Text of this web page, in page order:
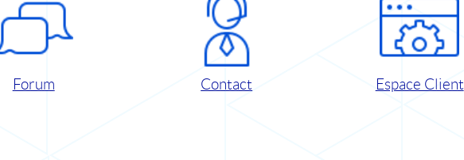
Forum Contact Espace Client